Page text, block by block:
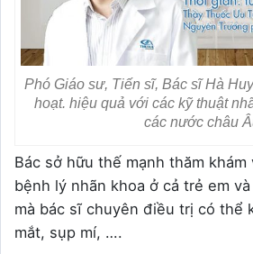
Phó Giáo sư, Tiến sĩ, Bác sĩ Hà
hoạt. hiệu quả với các kỹ thuật
các nước châu
Bác sở hữu thế mạnh thăm
bệnh lý nhãn khoa ở cả trẻ em
mà bác sĩ chuyên điều trị có thể
mắt, sụp mí, ….